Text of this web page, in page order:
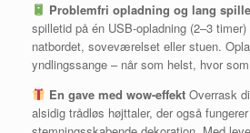
Problemfri opladning og lang
spilletid på én USB-opladning (2–3
natbordet, soveværelset eller stuen.
yndlingssange – når som helst, hvor
En gave med wow-effektOverrask
alsidig trådløs højttaler, der også